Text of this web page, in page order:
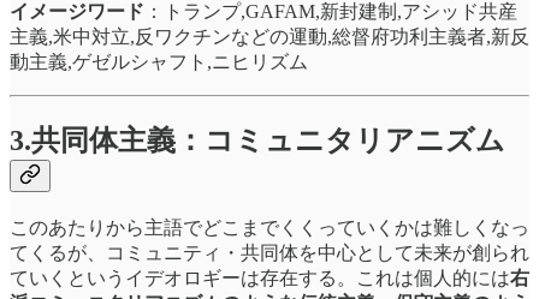
イメージワード ：トランプ,GAFAM,​​新封建制,アシッド共産
主義,米中対立,反ワクチンなどの運動,総督府功利主義者,新反
動主義,ゲゼルシャフト,ニヒリズム
3.共同体主義：コミュニタリアニズム
このあたりから主語でどこまでくくっていくかは難しくなっ
てくるが、コミュニティ・共同体を中心として未来が創られ
ていくというイデオロギーは存在する。これは個人的には右